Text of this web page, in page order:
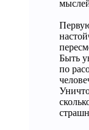
Быть
по